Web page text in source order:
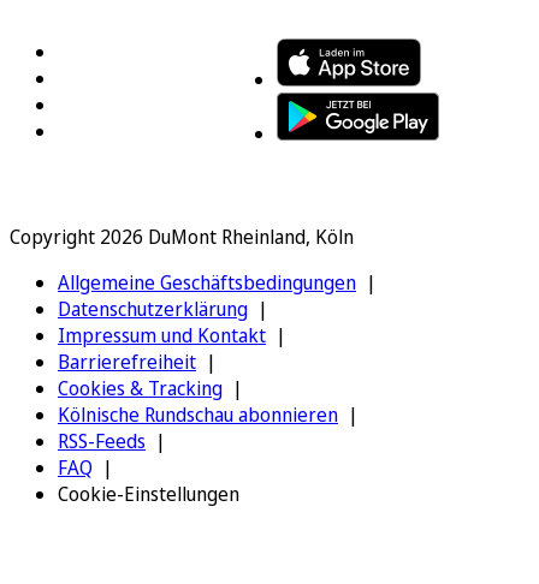
Copyright 2026 DuMont Rheinland, Köln
Allgemeine Geschäftsbedingungen
Datenschutzerklärung
Impressum und Kontakt
Barrierefreiheit
Cookies & Tracking
Kölnische Rundschau abonnieren
RSS-Feeds
FAQ
Cookie-Einstellungen